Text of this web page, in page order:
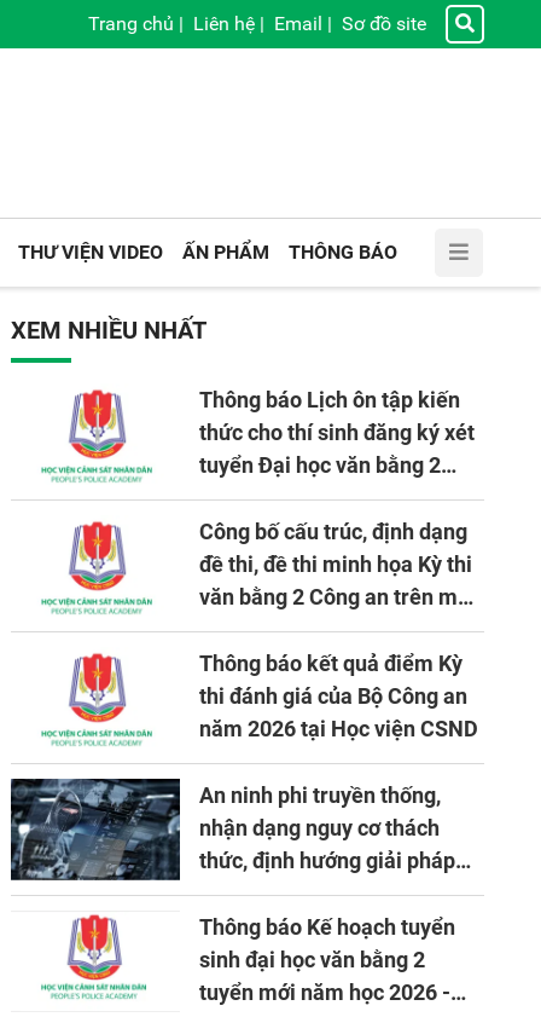
Trang chủ | Liên hệ | Email | Sơ đồ site
THƯ VIỆN VIDEO ẤN PHẨM THÔNG BÁO
XEM NHIỀU NHẤT
Thông báo Lịch ôn tập kiến
thức cho thí sinh đăng ký xét
tuyển Đại học văn bằng 2
tuyển mới, mở tại Học viện
CSND năm học 2026 - 2027
Công bố cấu trúc, định dạng
đề thi, đề thi minh họa Kỳ thi
văn bằng 2 Công an trên máy
tính
Thông báo kết quả điểm Kỳ
thi đánh giá của Bộ Công an
năm 2026 tại Học viện CSND
An ninh phi truyền thống,
nhận dạng nguy cơ thách
thức, định hướng giải pháp
đảm bảo an ninh quốc gia
trong tình hình hiện nay
Thông báo Kế hoạch tuyển
sinh đại học văn bằng 2
tuyển mới năm học 2026 -